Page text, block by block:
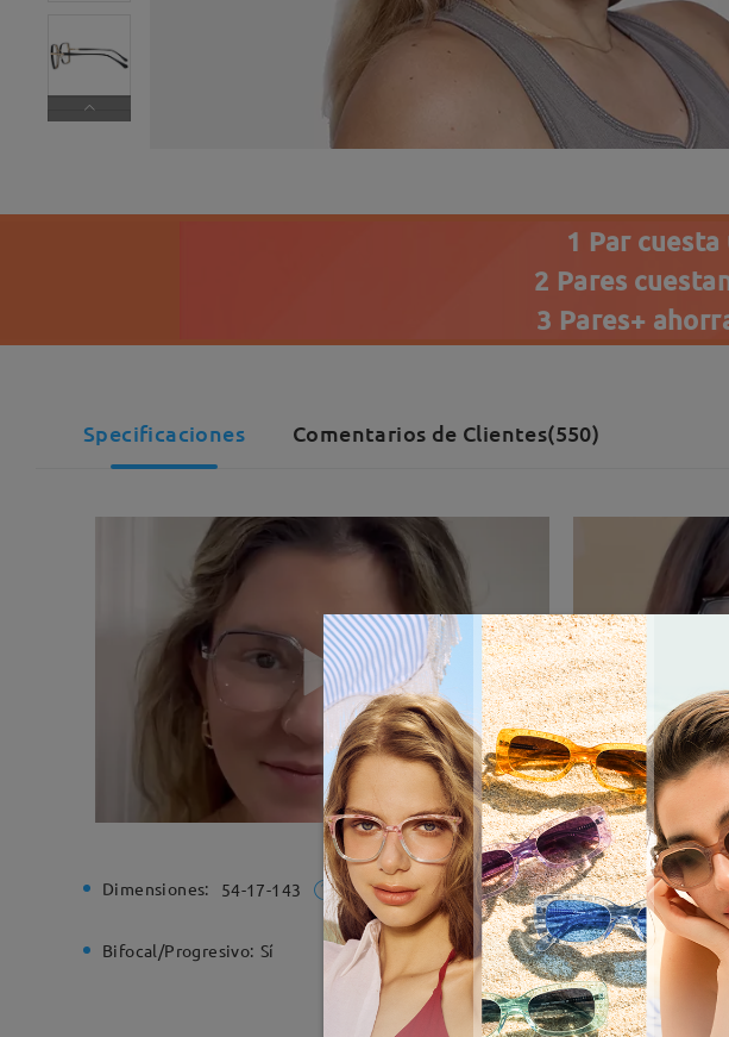
1 Par
2 Pares
3 Pares+
Specificaciones Comentarios de Clientes(550)
Dimensiones: 54-17-143 Ancho de la montura: 135 mm (
Bifocal/Progresivo: Sí Bisagra de resorte: No